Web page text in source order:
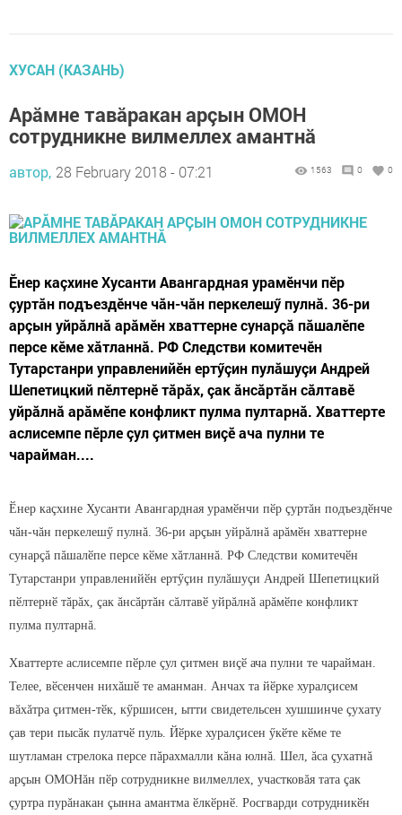
ХУСАН (КАЗАНЬ)
Арăмне тавăракан арçын ОМОН
сотрудникне вилмеллех амантнă
автор, 28 February 2018 - 07:21 1563 0 0
Ӗнер каçхине Хусанти Авангардная урамӗнчи пӗр
çуртăн подъездӗнче чăн-чăн перкелешӳ пулнă. 36-ри
арçын уйрăлнă арăмӗн хваттерне сунарçă пăшалӗпе
персе кӗме хăтланнă. РФ Следстви комитечӗн
Тутарстанри управленийӗн ертӳçин пулăшуçи Андрей
Шепетицкий пӗлтернӗ тăрăх, çак ăнсăртăн сăлтавӗ
уйрăлнă арăмӗпе конфликт пулма пултарнă. Хваттерте
аслисемпе пӗрле çул çитмен виçӗ ача пулни те
чарайман....
Ӗнер каçхине Хусанти Авангардная урамӗнчи пӗр çуртăн подъездӗнче
чăн-чăн перкелешӳ пулнă. 36-ри арçын уйрăлнă арăмӗн хваттерне
сунарçă пăшалӗпе персе кӗме хăтланнă. РФ Следстви комитечӗн
Тутарстанри управленийӗн ертӳçин пулăшуçи Андрей Шепетицкий
пӗлтернӗ тăрăх, çак ăнсăртăн сăлтавӗ уйрăлнă арăмӗпе конфликт
пулма пултарнă.
Хваттерте аслисемпе пӗрле çул çитмен виçӗ ача пулни те чарайман.
Телее, вӗсенчен нихăшӗ те аманман. Анчах та йӗрке хуралçисем
вăхăтра çитмен-тӗк, кӳршисен, ытти свидетельсен хушшинче çухату
çав тери пысăк пулатчӗ пуль. Йӗрке хуралçисен ӳкӗте кӗме те
шутламан стрелока персе пăрахмалли кăна юлнă. Шел, ăса çухатнă
арçын ОМОНăн пӗр сотрудникне вилмеллех, участковăя тата çак
çуртра пурăнакан çынна амантма ӗлкӗрнӗ. Росгварди сотрудникӗн